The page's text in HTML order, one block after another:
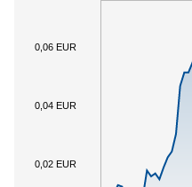
0,02 EUR
0,04 EUR
0,06 EUR